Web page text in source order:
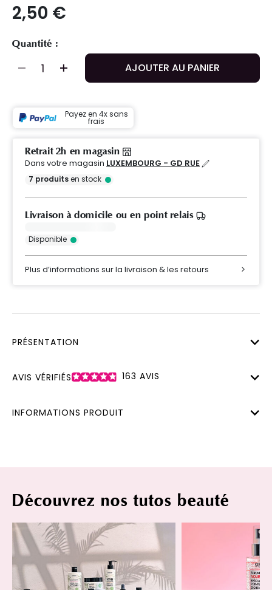
2,50 €
Quantité :
AJOUTER AU PANIER
Payez en 4x sans
frais
Retrait 2h en magasin
Dans votre magasin LUXEMBOURG - GD RUE
7 produitsen stock
Livraison à domicile ou en point relais
Disponible
Plus d’informations sur la livraison & les retours
PRÉSENTATION
AVIS VÉRIFIÉS 163 AVIS
INFORMATIONS PRODUIT
Découvrez nos tutos beauté